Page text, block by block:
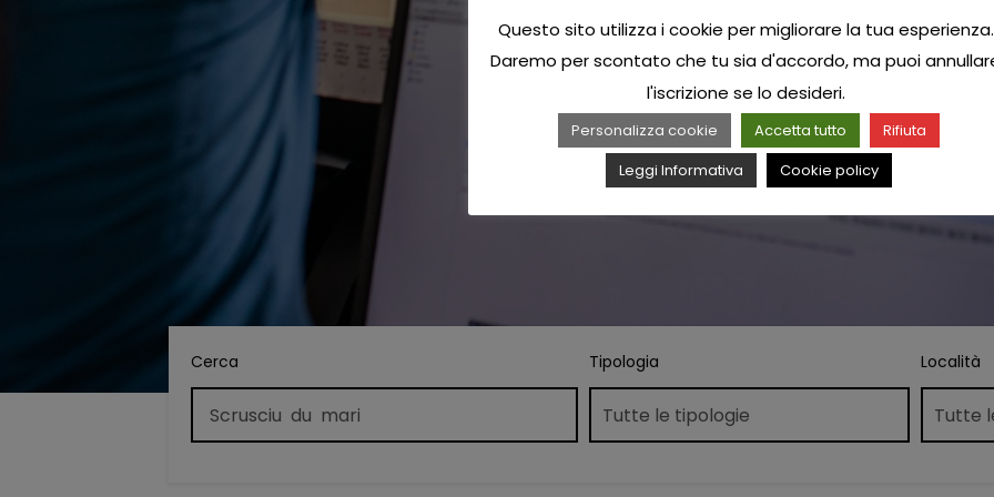
Cerca Tipologia Località
Questo sito utilizza i cookie per migliorare la tua esperienza.
Daremo per scontato che tu sia d'accordo, ma puoi
l'iscrizione se lo desideri.
Personalizza cookie Accetta tutto
Rifiuta
Leggi Informativa
Cookie policy